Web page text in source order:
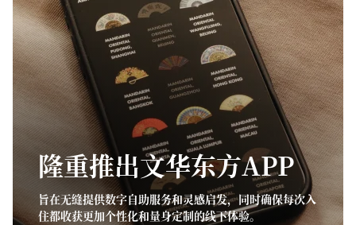
隆重推出文华东方APP
旨在无缝提供数字自助服务和灵感启发，同时确保每次入
住都收获更加个性化和量身定制的线下体验。